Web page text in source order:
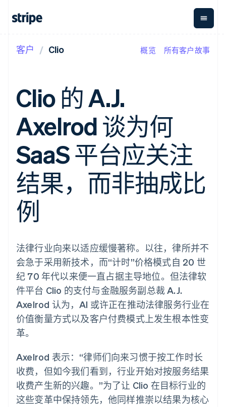
支付
在线支付
Payment links
Checkout
预构建支付界
Elements
灵活的 UI 组件
支付方式
Access to
125+
Authorization
Boost
支付成功率优
加速结账
经常性收入
Metronome
按用量计费
Subscriptions
订阅管理
Invoicing
一次性或定期
账单
Tax
销售税和增值
税自动化
Data Pipeline
数据同步
资金管
向第三
方打款
平台
更多
Product roadmap
了解未来规划
Radar
Atlas
初创企业注册
Climate
碳移除
按应用场景
智能体商务
加密货币
财务自动化
应用内支付
按行业
AI 企业
创作者经济
游戏
酒店、旅游与休闲
专业服务
公共部门
零售
库与 SDK
Stripe Apps
接受线上付款
实施预置结账流程
构建平台或交易市场
提供按用量计费
资源
应用集成
代码示例
开发者博客
API 状态
指南
支持
获取支持
托管支持方案
招聘
资讯中心
Stripe Press
联系
联系销售
客户 Clio 概览 所有客户故事
Clio 的 A.J.
Axelrod 谈为何
SaaS 平台应关注
结果，而非抽成比
例
法律行业向来以适应缓慢著称。以往，律所并不
会急于采用新技术，而“计时”价格模式自 20 世
纪 70 年代以来便一直占据主导地位。但法律软
件平台 Clio 的支付与金融服务副总裁 A.J.
Axelrod 认为，AI 或许正在推动法律服务行业在
价值衡量方式以及客户付费模式上发生根本性变
革。
Axelrod 表示：“律师们向来习惯于按工作时长
收费，但如今我们看到，行业开始对按服务结果
收费产生新的兴趣。”为了让 Clio 在目标行业的
这些变革中保持领先，他同样推崇以结果为核心